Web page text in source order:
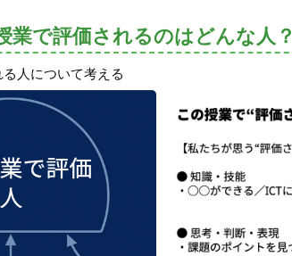
業で評価されるのはどんな人？
人について考える